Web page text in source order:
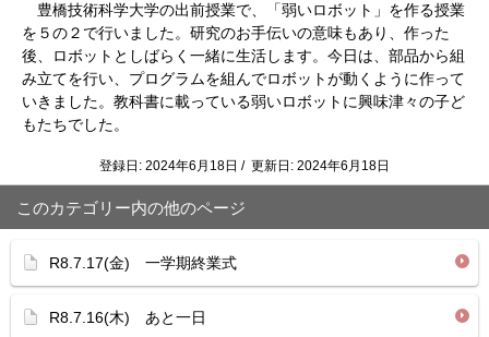
豊橋技術科学大学の出前授業で、「弱いロボット」を作る授業
を５の２で行いました。研究のお手伝いの意味もあり、作った
後、ロボットとしばらく一緒に生活します。今日は、部品から組
み立てを行い、プログラムを組んでロボットが動くように作って
いきました。教科書に載っている弱いロボットに興味津々の子ど
もたちでした。
登録日: 2024年6月18日 / 更新日: 2024年6月18日
このカテゴリー内の他のページ
R8.7.17(金) 一学期終業式
R8.7.16(木) あと一日